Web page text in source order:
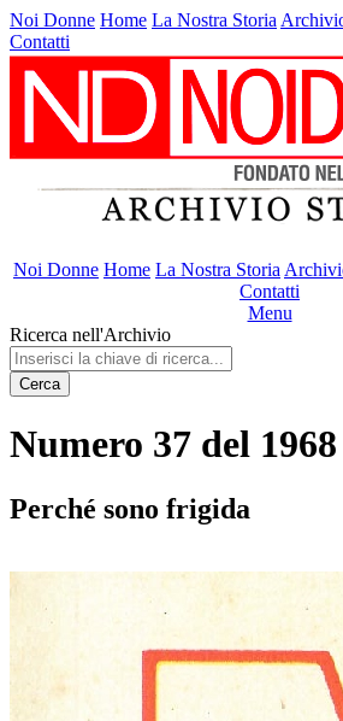
Noi Donne Home La Nostra Storia
Contatti
Noi Donne Home La Nostra Storia
Contatti
Menu
Ricerca nell'Archivio
Cerca
Numero 37 del 1968
Perché sono frigida